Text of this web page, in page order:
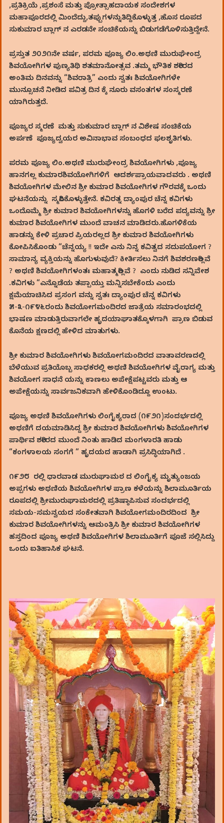
,ಪ್ರತಿಕ್ರಿಯೆ ,ಪ್ರಶಂಸೆ ಮತ್ತು ಪ್ರೋತ್ಸಾಹದಾಯಕ ಸಂದೇಶಗಳ
ಮಹಾಪೂರದಲ್ಲಿ ಮಿಂದೆದ್ದು,ತಪ್ಪುಗಳನ್ನುತಿದ್ದಿಕೊಳ್ಳುತ್ತ ,ಹೊಸ ರೂಪದ
ಸುಕುಮಾರ ಬ್ಲಾಗ್‌ ನ ಎರಡನೇ ಸಂಚಿಕೆಯನ್ನು ಬಿಡುಗಡೆಗೊಳಿಸುತ್ತಿದ್ದೇನೆ.
ಪ್ರಸ್ತುತ ೨೦೨೧ನೇ ವರ್ಷ, ಪರಮ ಪೂಜ್ಯ ಲಿಂ.ಅಥಣಿ ಮುರುಘೇಂದ್ರ
ಶಿವಯೋಗಿಗಳ ಪುಣ್ಯತಿಥಿ ಶತಮಾನೋತ್ಸವ .ತಮ್ಮ ಭೌತಿಕ ಶರೀರದ
ಅಂತಿಮ ದಿನವನ್ನು “ಶಿವರಾತ್ರಿ” ಎಂದು ಸ್ವತಃ ಶಿವಯೋಗಿಗಳೇ
ಮುನ್ಸೂಚನೆ ನೀಡಿದ ಪವಿತ್ರ ದಿನ ಕ್ಕೆ ನೂರು ವಸಂತಗಳ ಸಂಸ್ಮರಣೆ
ಯಾಗಿರುತ್ತದೆ.
ಪೂಜ್ಯರ ಸ್ಮರಣೆ ಮತ್ತು ಸುಕುಮಾರ ಬ್ಲಾಗ್‌ ನ ವಿಶೇಷ ಸಂಚಿಕೆಯ
ಅರ್ಪಣೆ ಪೂಜ್ಯದ್ವಯರ ಅವಿನಾಭಾವ ಸಂಬಂಧದ ಫಲಶೃತಿಗಳು.
ಪರಮ ಪೂಜ್ಯ ಲಿಂ.ಅಥಣಿ ಮುರುಘೇಂದ್ರ ಶಿವಯೋಗಿಗಳು ,ಪೂಜ್ಯ
ಹಾನಗಲ್ಲ ಕುಮಾರಶಿವಯೋಗಿಗಳಿಗೆ ಆದರ್ಶಪ್ರಾಯವಾದವರು . ಅಥಣಿ
ಶಿವಯೋಗಿಗಳ ಮೇಲಿನ ಶ್ರೀ ಕುಮಾರ ಶಿವಯೋಗಿಗಳ ಗೌರವಕ್ಕೆ ಒಂದು
ಘಟನೆಯನ್ನು ಸ್ಮರಿಸಿಕೊಳ್ಳುತ್ತೇನೆ. ಕವಿರತ್ನ ದ್ಯಾಂಪುರ ಚೆನ್ನ ಕವಿಗಳು
ಒಂದೊಮ್ಮೆ ಶ್ರೀ ಕುಮಾರ ಶಿವಯೋಗಿಗಳನ್ನು ಹೊಗಳಿ ಬರೆದ ಪದ್ಯವನ್ನು ಶ್ರೀ
ಕುಮಾರ ಶಿವಯೋಗಿಗಳ ಮುಂದೆ ವಾಚನ ಮಾಡಿದರು.ಹೊಗಳಿಕೆಯ
ಹಾಡನ್ನು ಕೇಳಿ ಪ್ರಚಾರ ಪ್ರಿಯರಲ್ಲದ ಶ್ರೀ ಕುಮಾರ ಶಿವಯೋಗಿಗಳು
ಕೋಪಿಸಿಕೊಂಡು “ಚೆನ್ನಯ್ಯ !! ಇದೇ ಎನು ನಿನ್ನ ಕವಿತ್ವದ ಸದುಪಯೋಗ ?
ಸಾಮಾನ್ಯ ವ್ಯಕ್ತಿಯನ್ನು ಹೊಗುಳುವುದೆ? ಕೀರ್ತಿಸಲು ನಿನಗೆ ಶಿವಶರಣರಿಲ್ಲವೆ
? ಅಥಣಿ ಶಿವಯೋಗಿಗಳಂತಃ ಮಹಾತ್ಮರಿಲ್ಲವೆ ? ಎಂದು ನುಡಿದ ಸನ್ನಿವೇಶ
.ಕವಿಗಳು “ಎನ್ನೊಡೆಯ ತಪ್ಪಾಯ್ತು ಮನ್ನಿಸಬೇಕೆಂದು ಎಂದು
ಕ್ಷಮೆಯಾಚಿಸಿದ ಪ್ರಸಂಗ ವನ್ನು ಸ್ವತಃ ದ್ಯಾಂಪುರ ಚೆನ್ನ ಕವಿಗಳು
೫-೩-೧೯೪೬ರಂದು ಶಿವಯೋಗಮಂದಿರದ ಜಾತ್ರೆಯ ಸಮಾರಂಭದಲ್ಲಿ
ಭಾಷಣ ಮಾಡುತ್ತಿರುವಾಗಲೇ ಹೃದಯಾಘಾತಕ್ಕೊಳಗಾಗಿ ಪ್ರಾಣ ಬಿಡುವ
ಕೊನೆಯ ಕ್ಷಣದಲ್ಲಿ ಹೇಳಿದ ಮಾತುಗಳು.
ಶ್ರೀ ಕುಮಾರ ಶಿವಯೋಗಿಗಳು ಶಿವಯೋಗಮಂದಿರದ ವಾತಾವರಣದಲ್ಲಿ
ಬೆಳೆಯುವ ಪ್ರತಿಯೊಬ್ಬ ಸಾಧಕರಲ್ಲಿ ಅಥಣಿ ಶಿವಯೋಗಿಗಳ ವೈರಾಗ್ಯ ಮತ್ತು
ಶಿವಯೋಗ ಸಾಧನೆ ಯನ್ನು ಕಾಣಲು ಅಪೇಕ್ಷೆಪಟ್ಟವರು ಮತ್ತು ಆ
ಅಪೇಕ್ಷೆಯನ್ನು ಸಾರ್ವಜನಿಕವಾಗಿ ಹೇಳಿಕೊಂಡಿದ್ದೂ ಉಂಟು.
ಪೂಜ್ಯ ಅಥಣಿ ಶಿವಯೋಗಿಗಳು ಲಿಂಗೈಕ್ಯರಾದ (೧೯೨೧)ಸಂದರ್ಭದಲ್ಲಿ
ಅಥಣಿಗೆ ದಯಮಾಡಿಸಿದ್ದ ಶ್ರೀ ಕುಮಾರ ಶಿವಯೋಗಿಗಳು ಶಿವಯೋಗಿಗಳ
ಪಾರ್ಥಿವ ಶರೀರದ ಮುಂದೆ ನಿಂತು ಹಾಡಿದ ಮಂಗಳಾರತಿ ಹಾಡು
“ಕಂಗಳಾಲಯ ಸಂಗಗೆ “ ಹೃದಯದ ಹಾಡಾಗಿ ಪ್ರಸಿದ್ಧಿಯಾಗಿದೆ .
೧೯೨೮ ರಲ್ಲಿ ಧಾರವಾಡ ಮುರುಘಾಮಠ ದ ಲಿಂಗೈಕ್ಯ ಮೃತ್ಯುಂಜಯ
ಅಪ್ಪಗಳು ಅಥಣಿಯ ಶಿವಯೋಗಿಗಳ ಪ್ರಾಣ ಕಳೆಯನ್ನು ಶಿಲಾಮೂರ್ತಿಯ
ರೂಪದಲ್ಲಿ ಶ್ರೀಮುರುಘಾಮಠದಲ್ಲಿ ಪ್ರತಿಷ್ಠಾಪಿಸುವ ಸಂದರ್ಭದಲ್ಲಿ
ಸಮಯ-ಸಮನ್ವಯದ ಸಂಕೇತವಾಗಿ ಶಿವಯೋಗಮಂದಿರದಿಂದ ಶ್ರೀ
ಕುಮಾರ ಶಿವಯೋಗಿಗಳನ್ನು ಆಮಂತ್ರಿಸಿ ಶ್ರೀ ಕುಮಾರ ಶಿವಯೋಗಿಗಳ
ಹಸ್ತದಿಂದ ಪೂಜ್ಯ ಅಥಣಿ ಶಿವಯೋಗಿಗಳ ಶಿಲಾಮೂರ್ತಿಗೆ ಪೂಜೆ ಸಲ್ಲಿಸಿದ್ದು
ಒಂದು ಐತಿಹಾಸಿಕ ಘಟನೆ.